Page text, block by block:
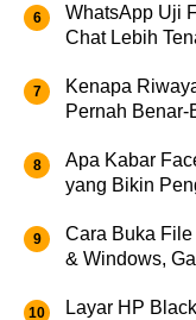
WhatsApp Uji
Chat Lebih
Kenapa
Pernah Benar-
Apa Kabar
yang Bikin
Cara Buka
& Windows,
Layar HP